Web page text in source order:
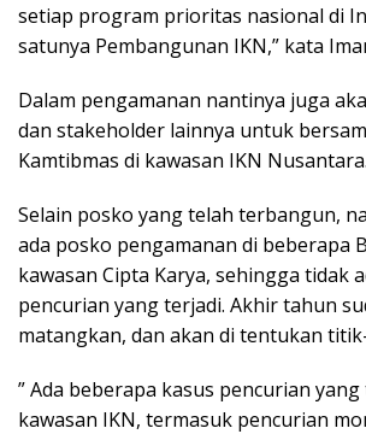
setiap program prioritas nasional di
satunya Pembangunan IKN,” kata
Dalam pengamanan nantinya juga
dan stakeholder lainnya untuk
Kamtibmas di kawasan IKN Nusantara.
Selain posko yang telah terbangun,
ada posko pengamanan di beberapa
kawasan Cipta Karya, sehingga tidak
pencurian yang terjadi. Akhir tahun
matangkan, dan akan di tentukan
” Ada beberapa kasus pencurian
kawasan IKN, termasuk pencurian